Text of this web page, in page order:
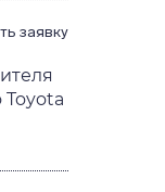
заявку
Toyota